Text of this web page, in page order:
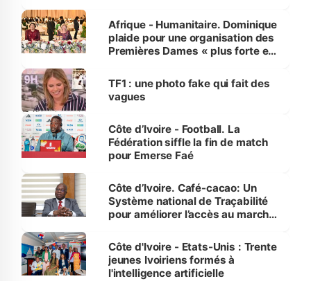
Afrique - Humanitaire. Dominique
plaide pour une organisation des
Premières Dames « plus forte et
sur la scène internationale »
TF1 : une photo fake qui fait des
vagues
Côte d’Ivoire - Football. La
Fédération siffle la fin de match
pour Emerse Faé
Côte d’Ivoire. Café-cacao: Un
Système national de Traçabilité
pour améliorer l’accès au marché
Côte d'Ivoire - Etats-Unis : Trente
jeunes Ivoiriens formés à
l'intelligence artificielle